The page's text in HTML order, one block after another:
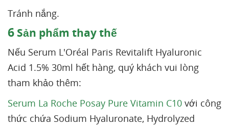
Tránh nắng.
6 Sản phẩm thay thế
Nếu Serum L'Oréal Paris Revitalift Hyaluronic
Acid 1.5% 30ml hết hàng, quý khách vui lòng
tham khảo thêm:
Serum La Roche Posay Pure Vitamin C10 với công
thức chứa Sodium Hyaluronate, Hydrolyzed